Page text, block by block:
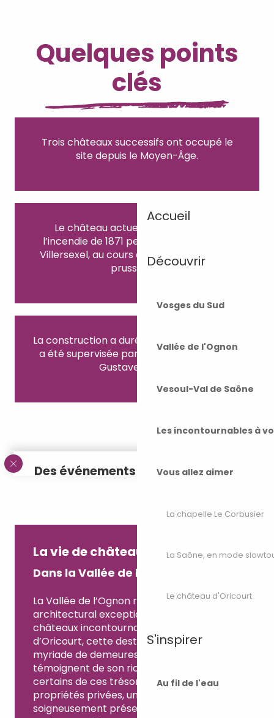
Accueil
Découvrir
Vosges du Sud
Vallée de l'Ognon
Vesoul-Val de Saône
Les incontournables à
Vous allez aimer
La chapelle Le Corbusier
La Saône, en mode
Le château d'Oricourt
S'inspirer
Au fil de l'eau
Quelques points
clés
Trois châteaux successifs ont occupé le
site depuis le Moyen-Âge.
Le château actuel a été bâti après
l’incendie de 1871 pendant la bataille de
Villersexel, au cours de la guerre franco-
prussienne
La construction a duré 5 ans (1882-1887) et
a été supervisée par l’architecte Eugène
Gustave Danjoy
Des événements sur mesure
à toutes vos envies ! Ce lieu d’exception, avec
son ambiance raffinée, est parfait pour créer
La vie de château
Dans la Vallée de l’Ognon
La Vallée de l’Ognon recèle un patrimoine
architectural exceptionnel. Au-delà des
châteaux incontournables de Villersexel et
d’Oricourt, cette destination abrite une
myriade de demeures historiques qui
témoignent de son riche passé. Bien que
certains de ces trésors restent des
propriétés privées, une vingtaine de sites
soigneusement préservés ouvrent leurs